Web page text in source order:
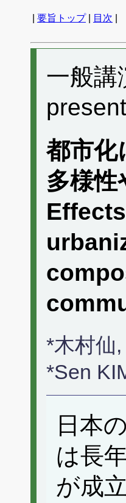
要旨トップ| 目次
一般
都市化
多様性
*木村仙
*Sen
日本
は長
が成